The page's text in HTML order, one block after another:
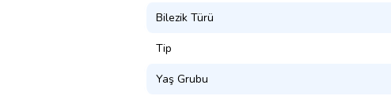
Bilezik Türü
Tip
Yaş Grubu